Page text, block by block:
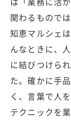
関わるもので
知恵マルシェ
んなときに、
に結びつけら
た。確かに手
く、言葉で人
テクニックを